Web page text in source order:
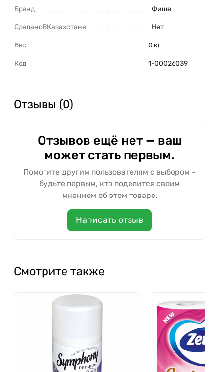
Бренд Фише
СделаноВКазахстане Нет
Вес 0 кг
Код 1-00026039
Отзывы (0)
Отзывов ещё нет — ваш
может стать первым.
Помогите другим пользователям с выбором -
будьте первым, кто поделится своим
мнением об этом товаре.
Написать отзыв
Смотрите также